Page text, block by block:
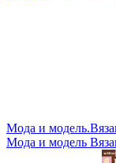
Мода и
Мода и модель